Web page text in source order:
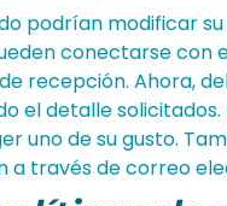
podrían modificar
conectarse con
recepción. Ahora,
el detalle
uno de su gusto.
a través de correo